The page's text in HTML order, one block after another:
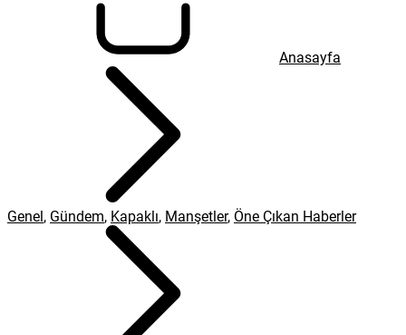
Anasayfa
Genel, Gündem, Kapaklı, Manşetler, Öne Çıkan Haberler